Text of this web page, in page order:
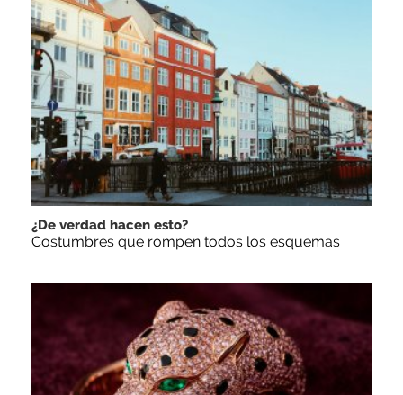
¿De verdad hacen esto?
Costumbres que rompen todos los esquemas